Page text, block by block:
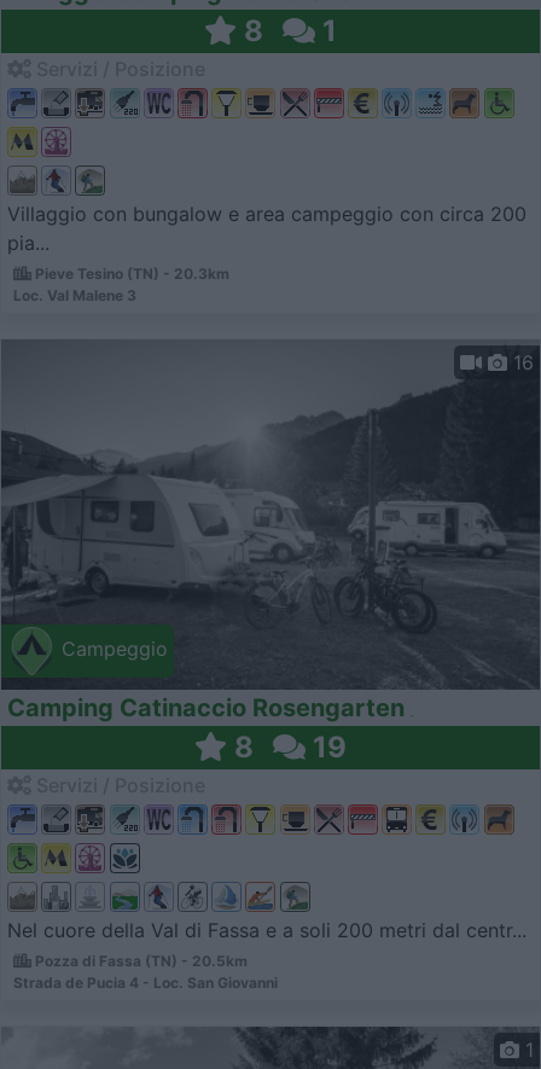
8 1
Villaggio con bungalow e area campeggio con circa 200
pia...
Pieve Tesino (TN) - 20.3km
Loc. Val Malene 3
Campeggio
16
Camping Catinaccio Rosengarten
8 19
Nel cuore della Val di Fassa e a soli 200 metri dal centr...
Pozza di Fassa (TN) - 20.5km
Strada de Pucia 4 - Loc. San Giovanni
1